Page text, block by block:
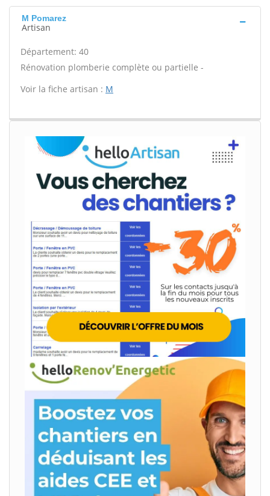
M Pomarez
Artisan
Département: 40
Rénovation plomberie complète ou partielle -
Voir la fiche artisan : M